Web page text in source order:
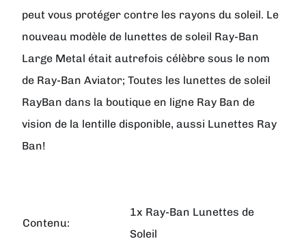
peut vous protéger contre les rayons du soleil. Le
nouveau modèle de lunettes de soleil Ray-Ban
Large Metal était autrefois célèbre sous le nom
de Ray-Ban Aviator; Toutes les lunettes de soleil
RayBan dans la boutique en ligne Ray Ban de
vision de la lentille disponible, aussi Lunettes Ray
Ban!
Contenu:
1x Ray-Ban Lunettes de
Soleil